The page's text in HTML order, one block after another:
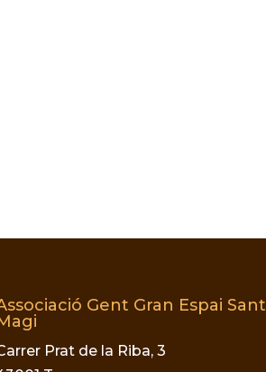
Gent Gran Espai Sant
Prat de la Riba, 3